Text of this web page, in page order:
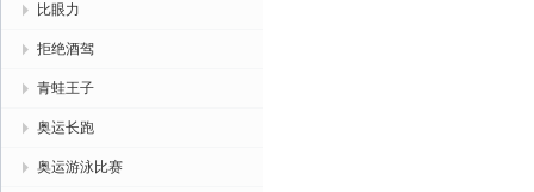
比眼力
拒绝酒驾
青蛙王子
奥运长跑
奥运游泳比赛